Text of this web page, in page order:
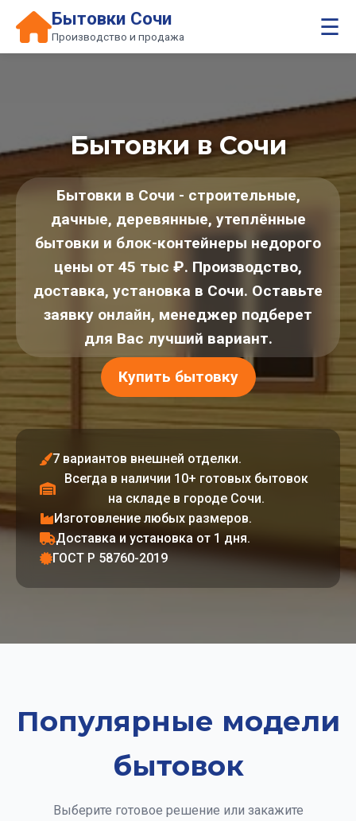
Бытовки Сочи
Производство и продажа ☰
Бытовки в Сочи
Бытовки в Сочи - строительные,
дачные, деревянные, утеплённые
бытовки и блок-контейнеры недорого
цены от 45 тыс ₽. Производство,
доставка, установка в Сочи. Оставьте
заявку онлайн, менеджер подберет
для Вас лучший вариант.
Купить бытовку
7 вариантов внешней отделки.
Всегда в наличии 10+ готовых бытовок
на складе в городе Сочи.
Изготовление любых размеров.
Доставка и установка от 1 дня.
ГОСТ Р 58760-2019
Популярные модели
бытовок
Выберите готовое решение или закажите